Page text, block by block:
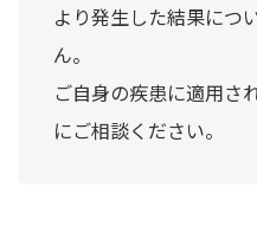
より発生した結果につ
ん。
ご自身の疾患に適用さ
にご相談ください。